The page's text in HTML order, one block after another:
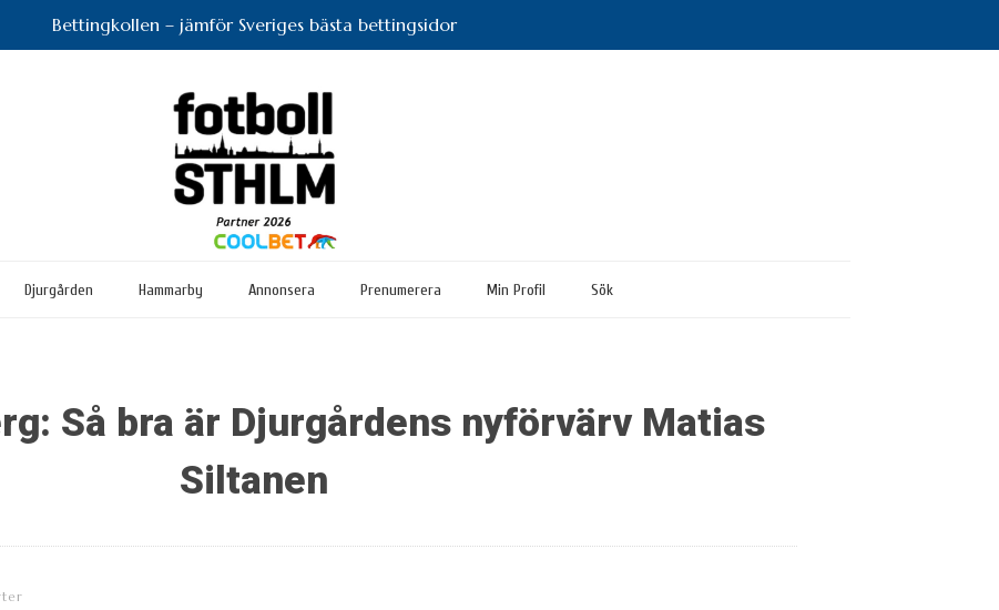
Bettingkollen – jämför Sveriges bästa bettingsidor
Djurgården Hammarby Annonsera Prenumerera Min Profil Sök
Så bra är Djurgårdens nyförvärv Matias
Siltanen